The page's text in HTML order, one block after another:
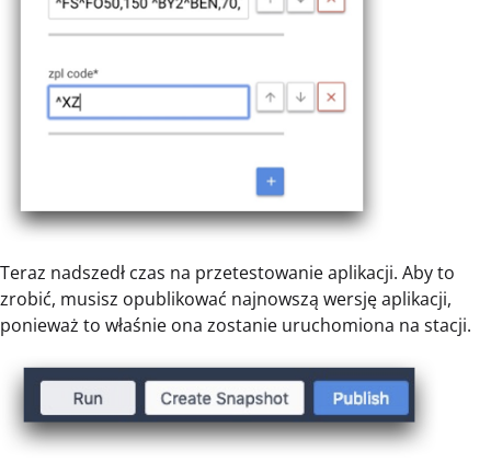
Teraz nadszedł czas na przetestowanie aplikacji. Aby to
zrobić, musisz opublikować najnowszą wersję aplikacji,
ponieważ to właśnie ona zostanie uruchomiona na stacji.